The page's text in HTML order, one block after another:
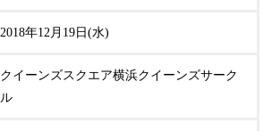
2018年12月19日(水)
クイーンズスクエア横浜クイーンズサーク
ル